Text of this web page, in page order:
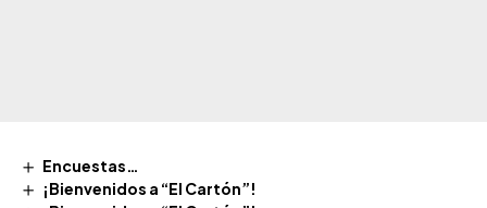
Encuestas…
¡Bienvenidos a “El Cartón”!